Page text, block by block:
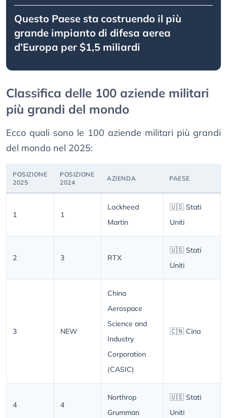
Questo Paese sta соѕtruеndо іl ріù
grаndе іmріаntо dі dіfеѕа аеrеа
d’Еurора реr $1,5 mіlіаrdі
Classifica delle 100 aziende militari
più grandi del mondo
Ecco quali sono le 100 aziende militari più grandi
del mondo nel 2025:
PОЅІZІОNЕ
2025
РОЅІZІОNЕ
2024
АZІЕNDА РАЕЅЕ
1 1
Lockheed
Martin
🇺🇸 Stati
Uniti
2 3 RTX
🇺🇸 Stati
Uniti
3 NEW
China
Aerospace
Science and
Industry
Corporation
(CASIC)
🇨🇳 Cina
4 4
Northrop
Grumman
🇺🇸 Stati
Uniti